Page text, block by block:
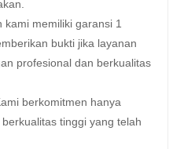
kami memiliki garansi 1
bukti jika layanan
profesional dan berkualitas
berkomitmen hanya
tinggi yang telah